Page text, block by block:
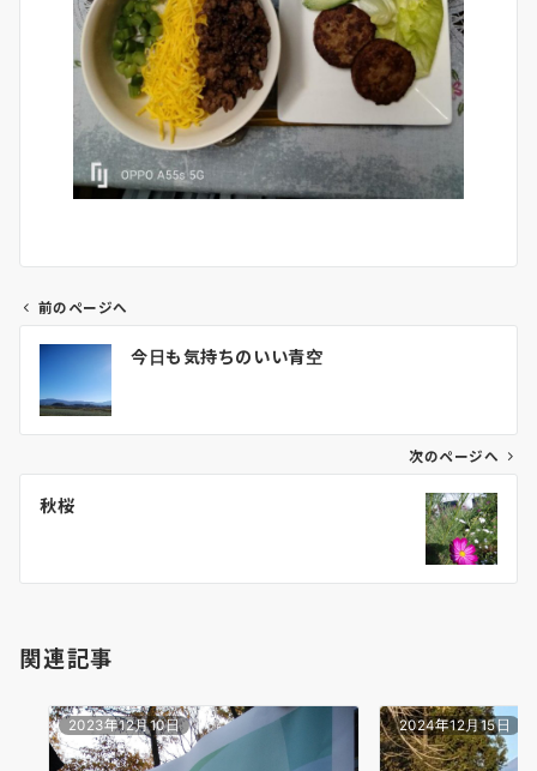
ビ
ン
前のページへ
今日も気持ちのいい青空
次のページへ
秋桜
関連記事
2023年12月10日 2024年12月15日